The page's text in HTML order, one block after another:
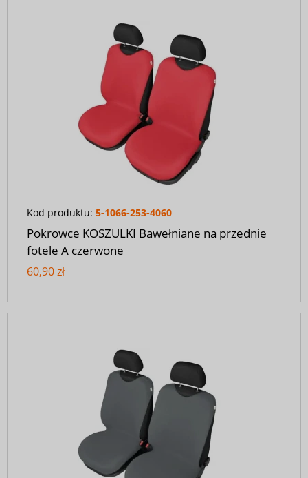
Kod produktu: 5-1066-253-4060
Pokrowce KOSZULKI Bawełniane na przednie
fotele A czerwone
60,90 zł